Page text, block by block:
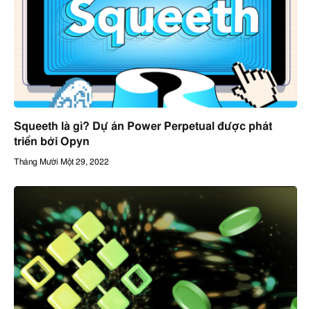
Squeeth là gì? Dự án Power Perpetual được phát
triển bởi Opyn
Tháng Mười Một 29, 2022